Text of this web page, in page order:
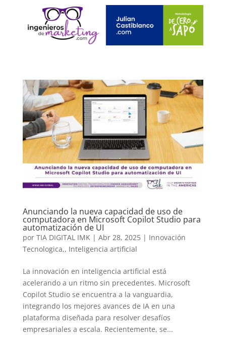
Anunciando la nueva capacidad de uso de
computadora en Microsoft Copilot Studio para
automatización de UI
por TIA DIGITAL IMK| Abr 28, 2025| Innovación
Tecnologica,, Inteligencia artificial
La innovación en inteligencia artificial está
acelerando a un ritmo sin precedentes. Microsoft
Copilot Studio se encuentra a la vanguardia,
integrando los mejores avances de IA en una
plataforma diseñada para resolver desafíos
empresariales a escala. Recientemente, se...